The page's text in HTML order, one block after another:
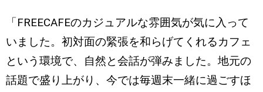
「FREECAFEのカジュアルな雰囲気が気に入って
いました。初対面の緊張を和らげてくれるカフェ
という環境で、自然と会話が弾みました。地元の
話題で盛り上がり、今では毎週末一緒に過ごすほ